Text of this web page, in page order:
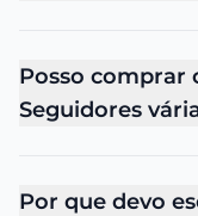
Posso comprar
Seguidores
Por que devo